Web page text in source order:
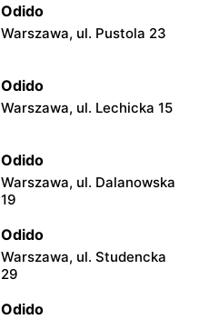
Odido
Warszawa, ul. Pustola 23
Odido
Warszawa, ul. Lechicka 15
Odido
Warszawa, ul. Dalanowska
19
Odido
Warszawa, ul. Studencka
29
Odido